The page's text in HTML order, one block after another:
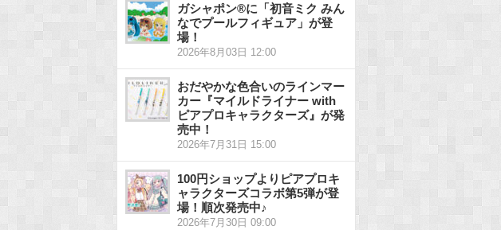
ガシャポン®に「初音ミク みん
なでプールフィギュア」が登
場！
2026年8月03日 12:00
おだやかな色合いのラインマー
カー『マイルドライナー with
ピアプロキャラクターズ』が発
売中！
2026年7月31日 15:00
100円ショップよりピアプロキ
ャラクターズコラボ第5弾が登
場！順次発売中♪
2026年7月30日 09:00